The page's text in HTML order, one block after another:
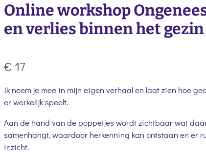
Online workshop
en verlies binnen het
Nu
€ 17
Ik neem je mee in mijn eigen verhaal en laat zien hoe
er werkelijk speelt.
Aan de hand van de poppetjes wordt zichtbaar wat
samenhangt, waardoor herkenning kan ontstaan en er
inzicht.